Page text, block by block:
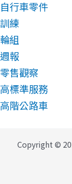
自行車零件
訓練
輪組
週報
零售觀察
高標準服務
高階公路車
Copyright ©